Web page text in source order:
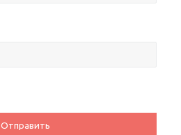
Отправить